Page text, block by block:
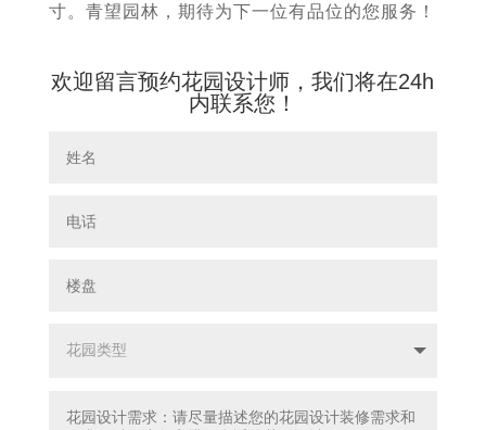
寸。青望园林，期待为下一位有品位的您服务！
欢迎留言预约花园设计师，我们将在24h
内联系您！